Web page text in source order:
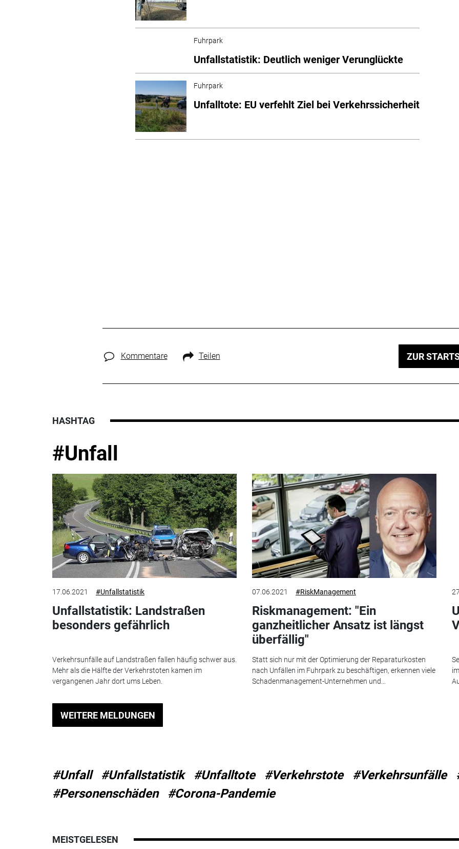
Fuhrpark
Unfallstatistik: Deutlich weniger Verunglückte
Fuhrpark
Unfalltote: EU verfehlt Ziel bei Verkehrssicherheit
Kommentare Teilen ZUR
HASHTAG
#Unfall
17.06.2021 #Unfallstatistik
Unfallstatistik: Landstraßen
besonders gefährlich
Verkehrsunfälle auf Landstraßen fallen häufig schwer aus.
Mehr als die Hälfte der Verkehrstoten kamen im
vergangenen Jahr dort ums Leben.
07.06.2021 #RiskManagement
Riskmanagement: "Ein
ganzheitlicher Ansatz ist längst
überfällig"
Statt sich nur mit der Optimierung der Reparaturkosten
nach Unfällen im Fuhrpark zu beschäftigen, erkennen viele
Schadenmanagement-Unternehmen und...
WEITERE MELDUNGEN
#Unfall #Unfallstatistik #Unfalltote #Verkehrstote #Verkehrsunfälle
#Personenschäden
#Corona-Pandemie
MEISTGELESEN